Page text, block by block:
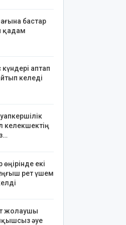
бастар
қадам
аптап
келеді
келекшектің
екі
рет үшем
жолаушы
әуе